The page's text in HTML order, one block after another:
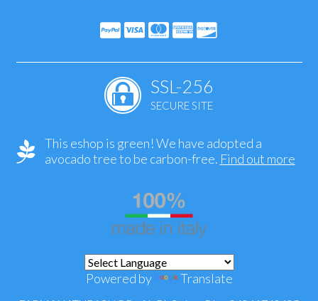
SSL-256
SECURE SITE
This eshop is green! We have adopted a
avocado tree to be carbon-free. Find out more
Powered by Translate